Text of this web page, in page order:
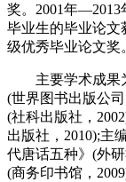
奖。2001年—2013
毕业生的毕业论文
级优秀毕业论文奖
主要学术成果为
(世界图书出版公
(社科出版社，
出版社，2010);
代唐话五种》(外
(商务印书馆，